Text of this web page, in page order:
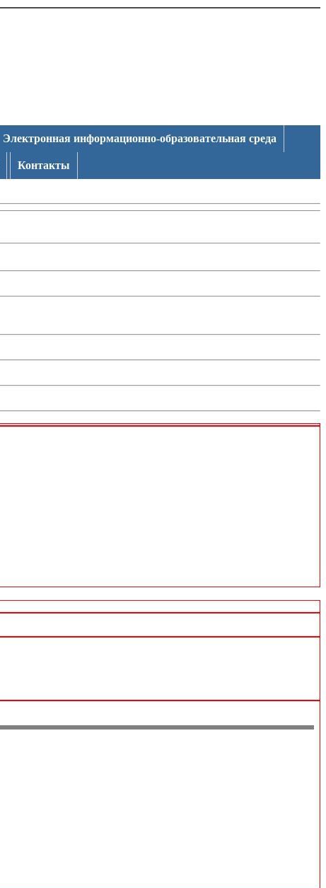
Электронная информационно-образовательная среда
Контакты